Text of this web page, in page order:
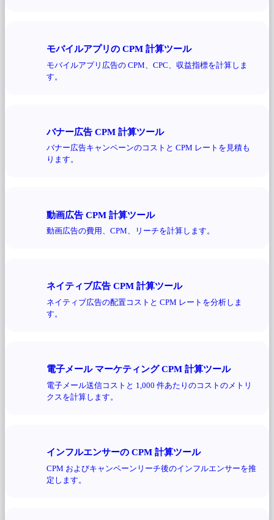
モバイルアプリの CPM 計算ツール
モバイルアプリ広告の CPM、CPC、収益指標を計算しま
す。
バナー広告 CPM 計算ツール
バナー広告キャンペーンのコストと CPM レートを見積も
ります。
動画広告 CPM 計算ツール
動画広告の費用、CPM、リーチを計算します。
ネイティブ広告 CPM 計算ツール
ネイティブ広告の配置コストと CPM レートを分析しま
す。
電子メール マーケティング CPM 計算ツール
電子メール送信コストと 1,000 件あたりのコストのメトリ
クスを計算します。
インフルエンサーの CPM 計算ツール
CPM およびキャンペーンリーチ後のインフルエンサーを推
定します。